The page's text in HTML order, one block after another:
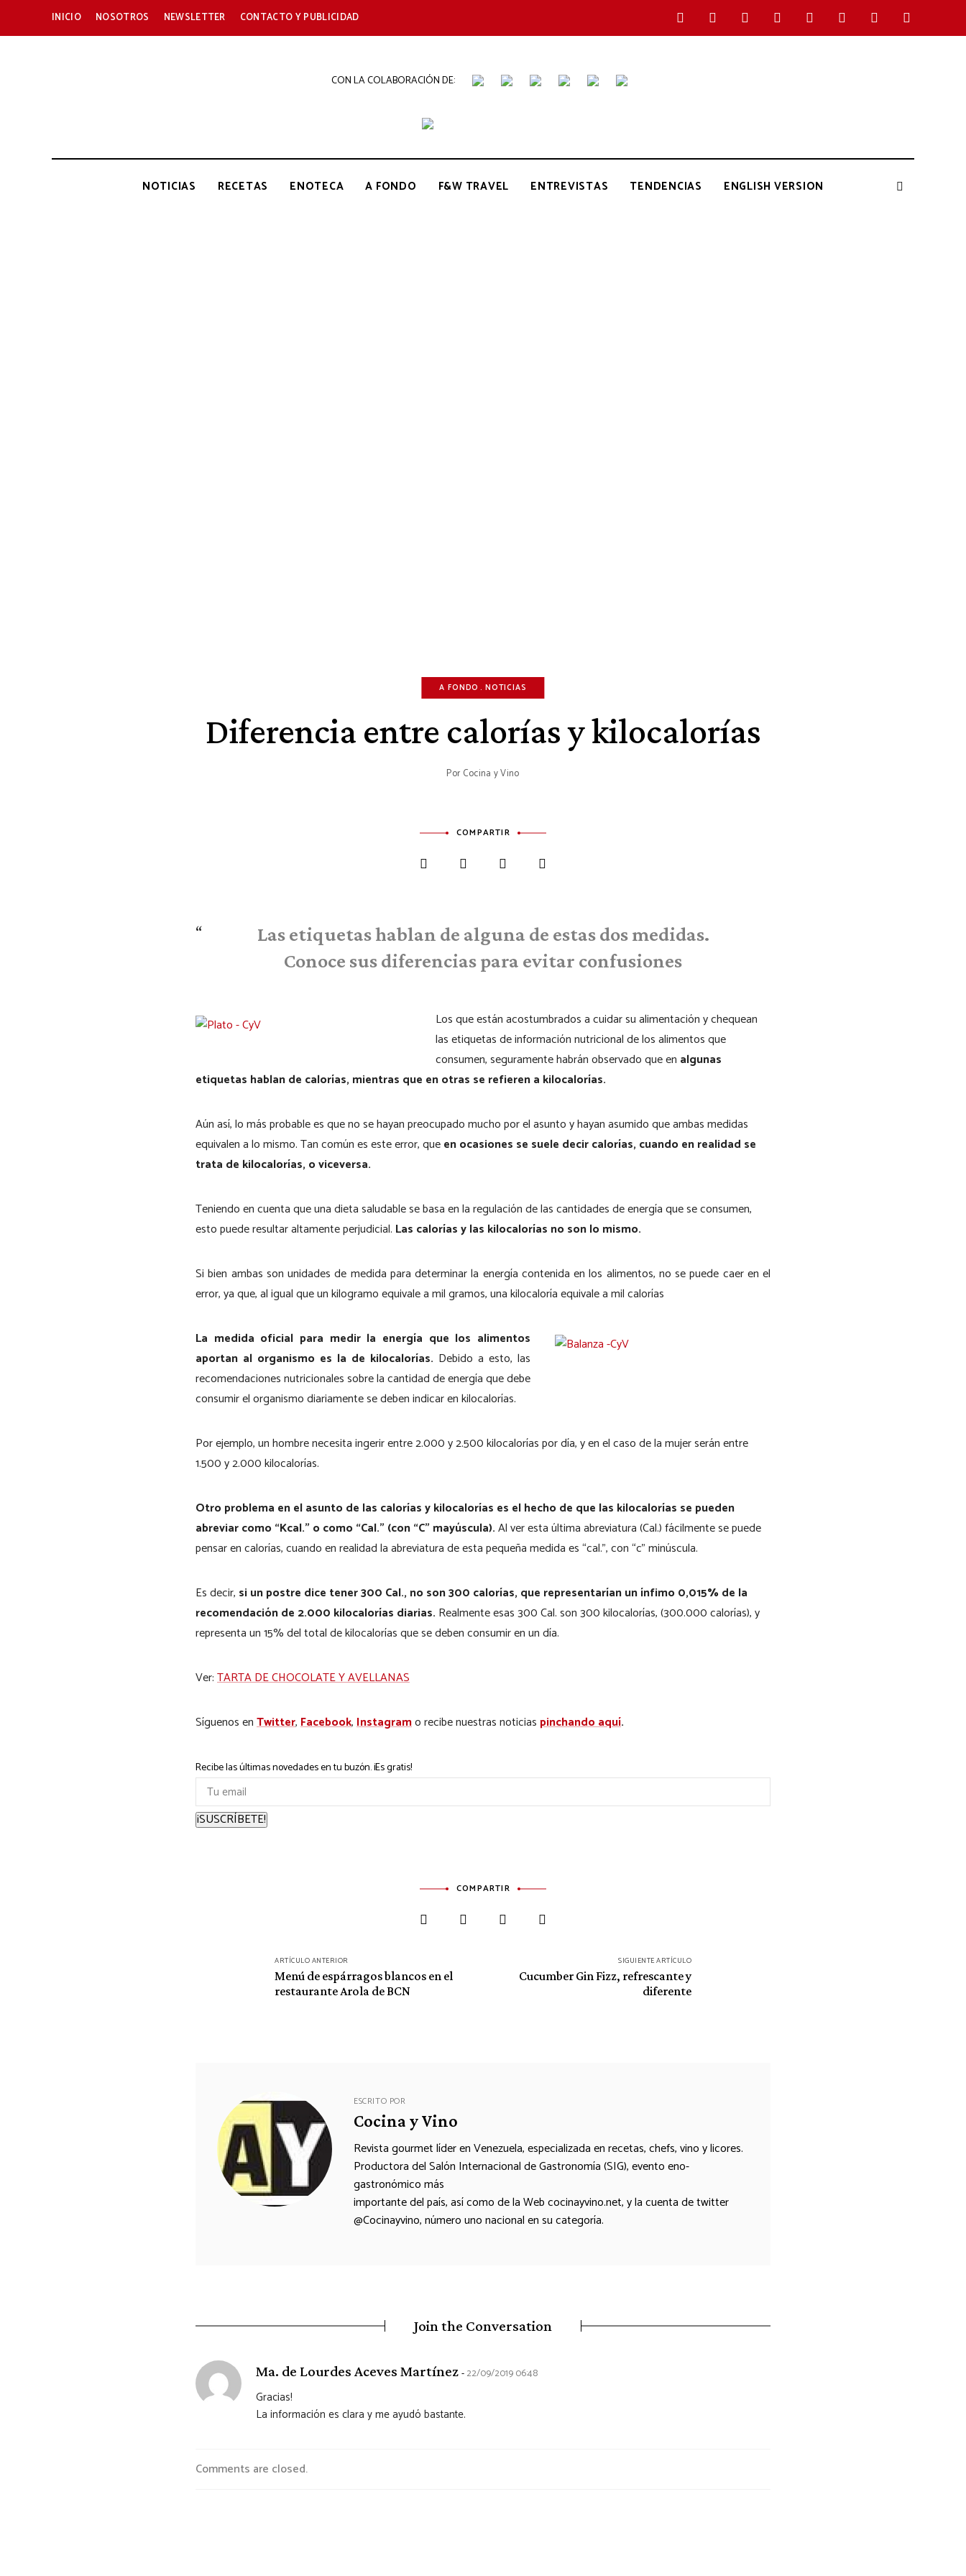
INICIO NOSOTROS NEWSLETTER CONTACTO Y PUBLICIDAD
CON LA COLABORACIÓN DE:
THE
GOURMET
Periódico
Gastronomía
NOTICIAS
RECETAS ENOTECA A FONDO F&W TRAVEL ENTREVISTAS TENDENCIAS ENGLISH VERSION
A FONDO NOTICIAS
Diferencia entre calorías y kilocalorías
Por Cocina y Vino
COMPARTIR
Las etiquetas hablan de alguna de estas dos medidas.
Conoce sus diferencias para evitar confusiones
Los que están acostumbrados a cuidar su alimentación y chequean
las etiquetas de información nutricional de los alimentos que
consumen, seguramente habrán observado que en algunas
etiquetas hablan de calorías, mientras que en otras se refieren a kilocalorías.
Aún así, lo más probable es que no se hayan preocupado mucho por el asunto y hayan asumido que ambas medidas
equivalen a lo mismo. Tan común es este error, queen ocasiones se suele decir calorías, cuando en realidad se
trata de kilocalorías, o viceversa.
Teniendo en cuenta que una dieta saludable se basa en la regulación de las cantidades de energía que se consumen,
esto puede resultar altamente perjudicial. Las calorías y las kilocalorías no son lo mismo.
Si bien ambas son unidades de medida para determinar la energía contenida en los alimentos, no se puede caer en el
error, ya que, al igual que un kilogramo equivale a mil gramos, una kilocaloría equivale a mil calorías
La medida oficial para medir la energía que los alimentos
aportan al organismo es la de kilocalorías. Debido a esto, las
recomendaciones nutricionales sobre la cantidad de energía que debe
consumir el organismo diariamente se deben indicar en kilocalorías.
Por ejemplo, un hombre necesita ingerir entre 2.000 y 2.500 kilocalorías por día, y en el caso de la mujer serán entre
1.500 y 2.000 kilocalorías.
Otro problema en el asunto de las calorías y kilocalorías es el hecho de que las kilocalorías se pueden
abreviar como “Kcal.” o como “Cal.” (con “C” mayúscula).Al ver esta última abreviatura (Cal.) fácilmente se puede
pensar en calorías, cuando en realidad la abreviatura de esta pequeña medida es “cal.”, con “c” minúscula.
Es decir, si un postre dice tener 300 Cal., no son 300 calorías, que representarían un ínfimo 0,015% de la
recomendación de 2.000 kilocalorías diarias. Realmente esas 300 Cal. son 300 kilocalorías, (300.000 calorías), y
representa un 15% del total de kilocalorías que se deben consumir en un día.
Ver:TARTA DE CHOCOLATE Y AVELLANAS
Síguenos enTwitter,Facebook,Instagramo recibe nuestras noticias pinchando aquí.
Recibe las últimas novedades en tu buzón. ¡Es gratis!
¡SUSCRÍBETE!
COMPARTIR
ARTÍCULO ANTERIOR
Menú de espárragos blancos en el
restaurante Arola de BCN
SIGUIENTE ARTÍCULO
Cucumber Gin Fizz, refrescante y
diferente
ESCRITO POR
Cocina y Vino
Revista gourmet líder en Venezuela, especializada en recetas, chefs, vino y licores.
Productora del Salón Internacional de Gastronomía (SIG), evento eno-
gastronómico más
importante del país, así como de la Web cocinayvino.net, y la cuenta de twitter
@Cocinayvino, número uno nacional en su categoría.
Join the Conversation
Ma. de Lourdes Aceves Martínezsays:
22/09/2019 06:48
Gracias!
La información es clara y me ayudó bastante.
Comments are closed.